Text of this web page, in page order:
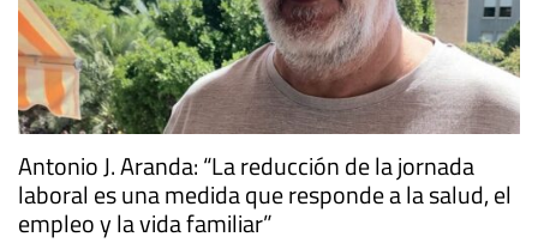
Antonio J. Aranda: “La reducción de la jornada
laboral es una medida que responde a la salud, el
empleo y la vida familiar”